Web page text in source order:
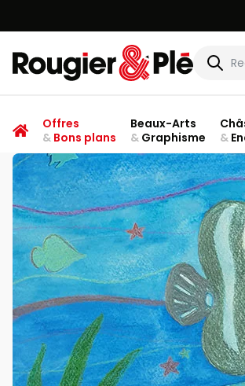
Rougier & Plé
Offres
&Bons plans
Beaux-Arts
&Graphisme
&